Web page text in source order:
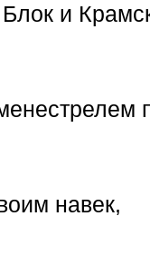
и
навек,